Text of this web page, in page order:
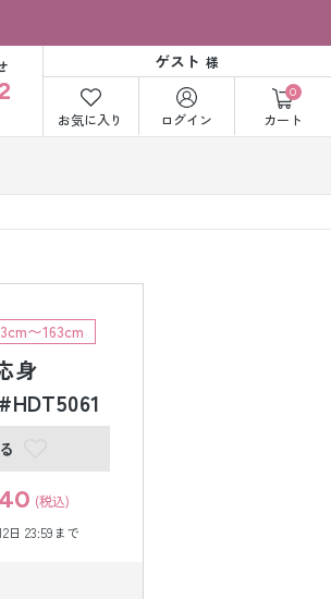
ゲスト 様
お気に入り ログイン
0
カート
レンタル
紋付袴レンタル
白無垢&紋付袴
〜163cm
身
(税込)
日 23:59まで